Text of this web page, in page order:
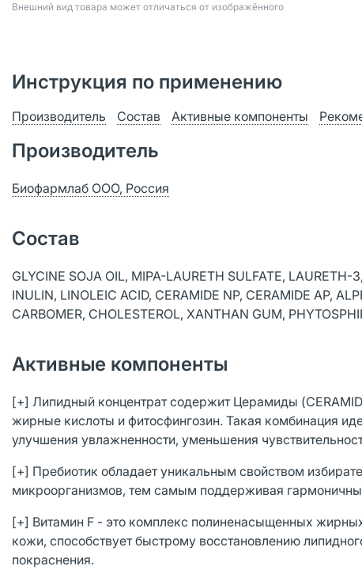
Bнешний вид товара может отличаться от изображённого
Инструкция по применению
Производитель Состав Активные компоненты
Производитель
Биофармлаб ООО, Россия
Состав
GLYCINE SOJA OIL, MIPA-LAURETH SULFATE, LAURETH-
INULIN, LINOLEIC ACID, CERAMIDE NP, CERAMIDE AP,
CARBOMER, CHOLESTEROL, XANTHAN GUM,
Активные компоненты
[+] Липидный концентрат содержит Церамиды
жирные кислоты и фитосфингозин. Такая комбинация
улучшения увлажненности, уменьшения
[+] Пребиотик обладает уникальным свойством
микроорганизмов, тем самым поддерживая
[+] Витамин F - это комплекс полиненасыщенных
кожи, способствует быстрому восстановлению
покраснения.